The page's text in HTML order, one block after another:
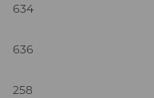
634
636
258